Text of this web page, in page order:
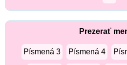
Prezerať
Písmená 3 Písmená 4